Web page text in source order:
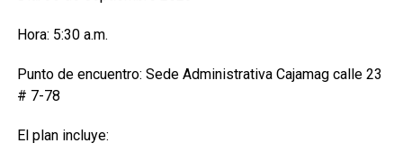
Hora: 5:30 a.m.
Punto de encuentro: Sede Administrativa Cajamag calle 23
# 7-78
El plan incluye: